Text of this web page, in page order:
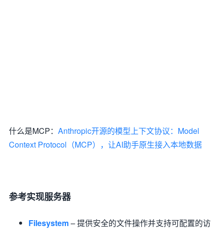
什么是MCP： Anthropic开源的模型上下文协议：Model
Context Protocol（MCP），让AI助手原生接入本地数据
参考实现服务器
Filesystem– 提供安全的文件操作并支持可配置的访